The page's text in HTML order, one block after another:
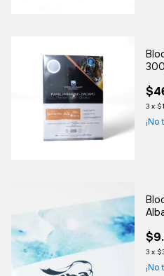
3 x
¡No
3 x
¡No